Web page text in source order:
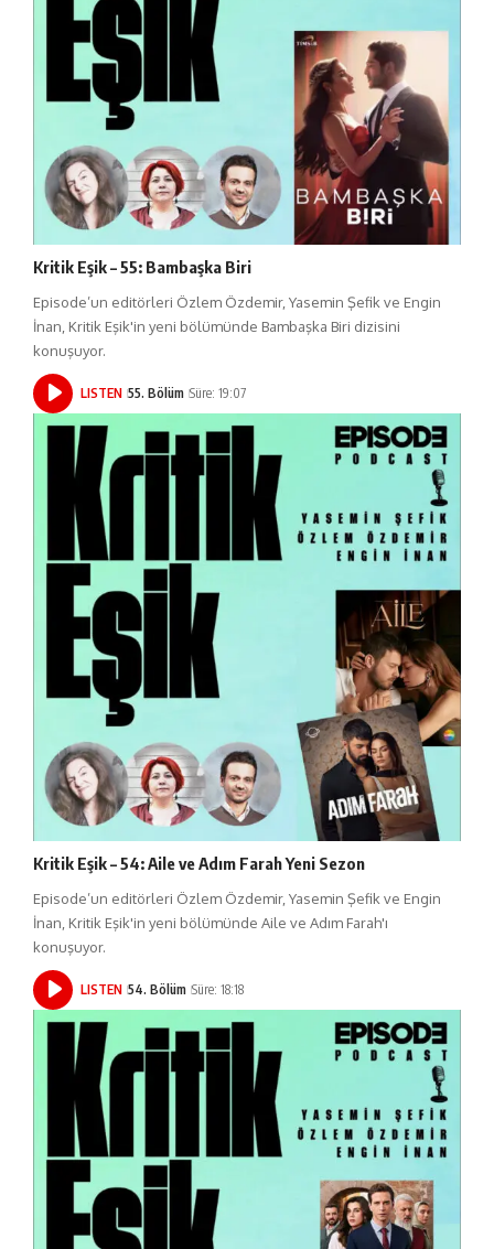
Kritik Eşik – 55: Bambaşka Biri
Episode’un editörleri Özlem Özdemir, Yasemin Şefik ve Engin
İnan, Kritik Eşik'in yeni bölümünde Bambaşka Biri dizisini
konuşuyor.
LISTEN 55. Bölüm Süre: 19:07
Kritik Eşik – 54: Aile ve Adım Farah Yeni Sezon
Episode’un editörleri Özlem Özdemir, Yasemin Şefik ve Engin
İnan, Kritik Eşik'in yeni bölümünde Aile ve Adım Farah'ı
konuşuyor.
LISTEN 54. Bölüm Süre: 18:18